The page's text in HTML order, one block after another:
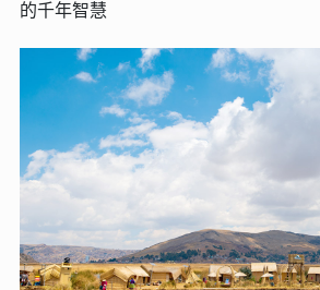
的千年智慧